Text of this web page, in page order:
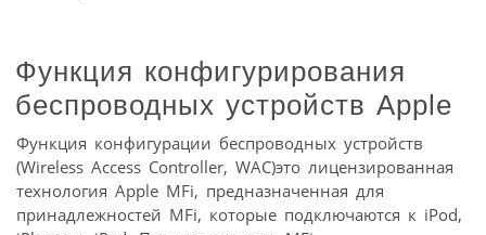
Функция конфигурирования
беспроводных устройств Apple
Функция конфигурации беспроводных устройств
(Wireless Access Controller, WAC)это лицензированная
технология Apple MFi, предназначенная для
принадлежностей MFi, которые подключаются к iPod,